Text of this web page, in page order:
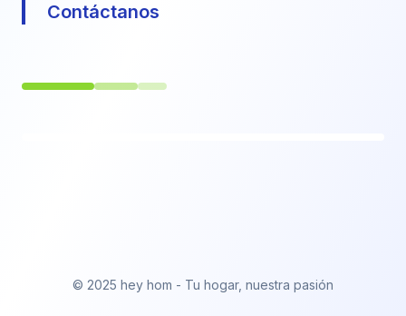
Contáctanos
© 2025 hey hom - Tu hogar, nuestra pasión